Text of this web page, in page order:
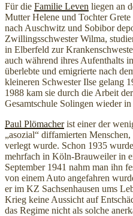
Für die Familie Leven liegen an
Mutter Helene und Tochter
nach Auschwitz und Sobibor
Zwillingsschwester Wilma,
in Elberfeld zur
auch während ihres Aufenthalts
überlebte und emigrierte nach
kleineren Schwester Ilse gelang
1988 kam sie durch die Arbeit
Gesamtschule Solingen wieder
Paul Plömacherist einer der
„asozial“ diffamierten
verlegt wurde. Schon 1935
mehrfach in Köln-Brauweiler in
September 1941 nahm man ihn
von einem Auto angefahren
er im KZ Sachsenhausen ums
Krieg keine Aussicht auf
das Regime nicht als solche